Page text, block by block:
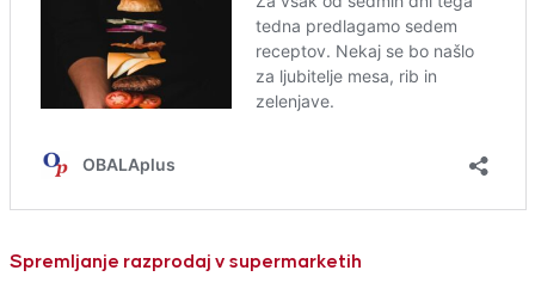
Spremljanje razprodaj v supermarketih